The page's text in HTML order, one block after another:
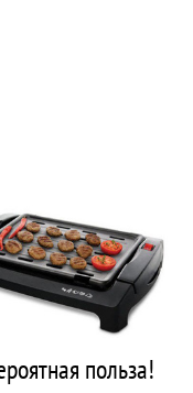
польза!